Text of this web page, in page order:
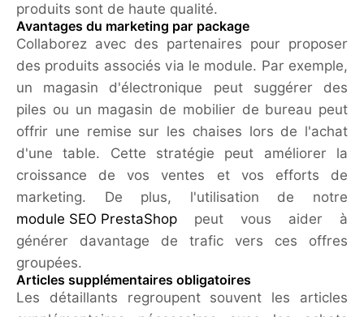
produits sont de haute qualité.
Avantages du marketing par package
Collaborez avec des partenaires pour proposer
des produits associés via le module. Par exemple,
un magasin d'électronique peut suggérer des
piles ou un magasin de mobilier de bureau peut
offrir une remise sur les chaises lors de l'achat
d'une table. Cette stratégie peut améliorer la
croissance de vos ventes et vos efforts de
marketing. De plus, l'utilisation de notre
module SEO PrestaShop peut vous aider à
générer davantage de trafic vers ces offres
groupées.
Articles supplémentaires obligatoires
Les détaillants regroupent souvent les articles